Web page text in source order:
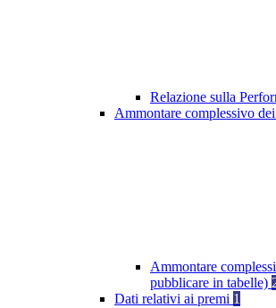
Relazione sulla
Ammontare complessivo
Ammontare
pubblicare in tabelle)
Dati relativi ai premi 1